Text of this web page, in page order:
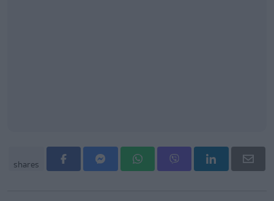
shares